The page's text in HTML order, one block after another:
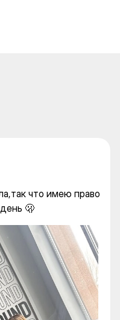
на
что имею право
🫢